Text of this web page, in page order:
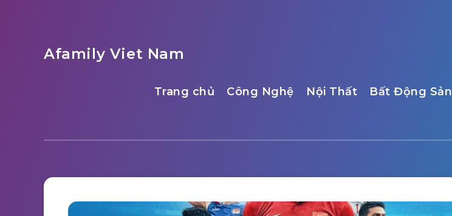
Afamily Viet Nam
Trang chủ Công Nghệ Nội Thất Bất Động Sản